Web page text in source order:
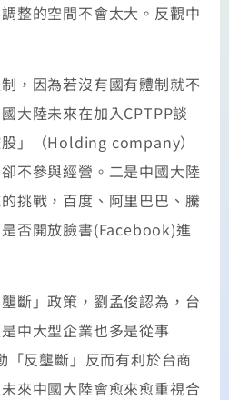
整的空間不會太大。反觀中
，因為若沒有國有體制就不
大陸未來在加入CPTPP談
」（Holding company）
不參與經營。二是中國大陸
挑戰，百度、阿里巴巴、騰
否開放臉書(Facebook)進
斷」政策，劉孟俊認為，台
中大型企業也多是從事
「反壟斷」反而有利於台商
來中國大陸會愈來愈重視合